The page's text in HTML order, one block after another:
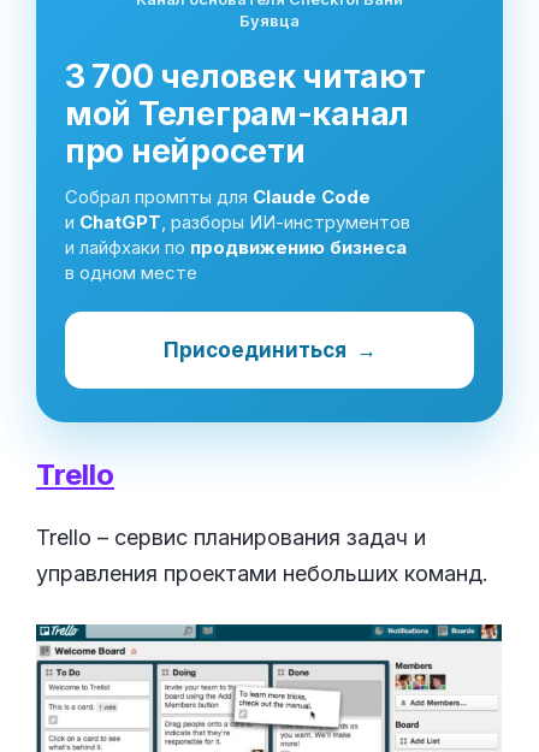
Буявца
3 700 человек читают
мой Телеграм-канал
про нейросети
Собрал промпты для Claude Code
и ChatGPT , разборы ИИ-инструментов
и лайфхаки по продвижению бизнеса
в одном месте
Присоединиться →
Trello
Trello – сервис планирования задач и
управления проектами небольших команд.